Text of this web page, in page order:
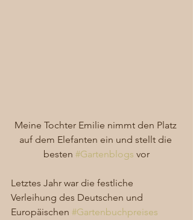
Meine Tochter Emilie nimmt den Platz
auf dem Elefanten ein und stellt die
besten #Gartenblogs vor
Letztes Jahr war die festliche
Verleihung des Deutschen und
Europäischen #Gartenbuchpreises